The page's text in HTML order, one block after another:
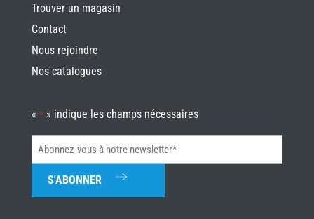
Trouver un magasin
Contact
Nous rejoindre
Nos catalogues
« * » indique les champs nécessaires
Abonnez-
vous
notre